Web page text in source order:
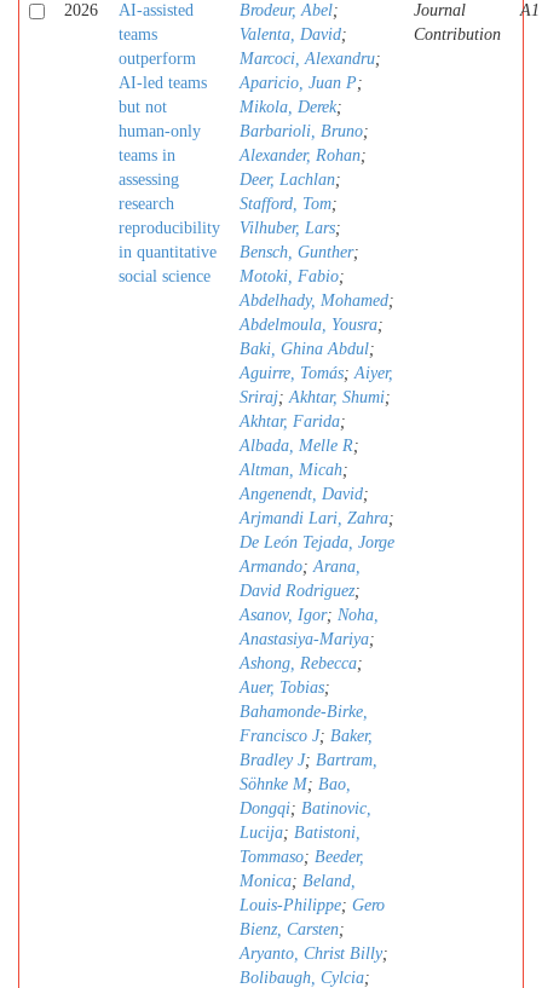
2026
AI-assisted
teams
outperform
AI-led teams
but not
human-only
teams in
assessing
research
reproducibility
in quantitative
social science
Brodeur, Abel;
Valenta, David;
Marcoci, Alexandru;
Aparicio, Juan P;
Mikola, Derek;
Barbarioli, Bruno;
Alexander, Rohan;
Deer, Lachlan;
Stafford, Tom;
Vilhuber, Lars;
Bensch, Gunther;
Motoki, Fabio;
Abdelhady, Mohamed;
Abdelmoula, Yousra;
Baki, Ghina Abdul;
Aguirre, Tomás;Aiyer,
Sriraj;Akhtar, Shumi;
Akhtar, Farida;
Albada, Melle R;
Altman, Micah;
Angenendt, David;
Arjmandi Lari, Zahra;
De León Tejada, Jorge
Armando;Arana,
David Rodriguez;
Asanov, Igor; Noha,
Anastasiya-Mariya;
Ashong, Rebecca;
Auer, Tobias;
Bahamonde-Birke,
Francisco J; Baker,
Bradley J; Bartram,
Söhnke M; Bao,
Dongqi; Batinovic,
Lucija; Batistoni,
Tommaso; Beeder,
Monica; Beland,
Louis-Philippe; Gero
Bienz, Carsten;
Aryanto, Christ Billy;
Bolibaugh, Cylcia;
Journal
Contribution
A1